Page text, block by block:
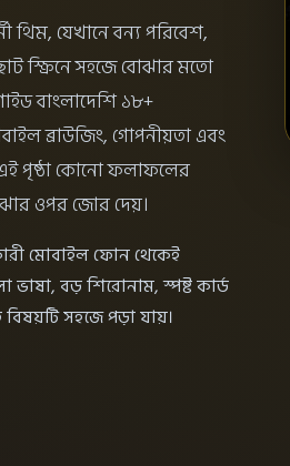
থিম, যেখানে বন্য পরিবেশ,
স্ক্রিনে সহজে বোঝার মতো
বাংলাদেশি ১৮+
ব্রাউজিং, গোপনীয়তা এবং
এই পৃষ্ঠা কোনো ফলাফলের
ওপর জোর দেয়।
মোবাইল ফোন থেকেই
বড় শিরোনাম, স্পষ্ট কার্ড
সহজে পড়া যায়।